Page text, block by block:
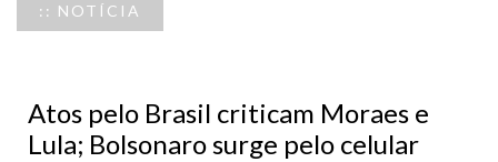
:: NOTÍCIA
Atos pelo Brasil criticam Moraes e
Lula; Bolsonaro surge pelo celular